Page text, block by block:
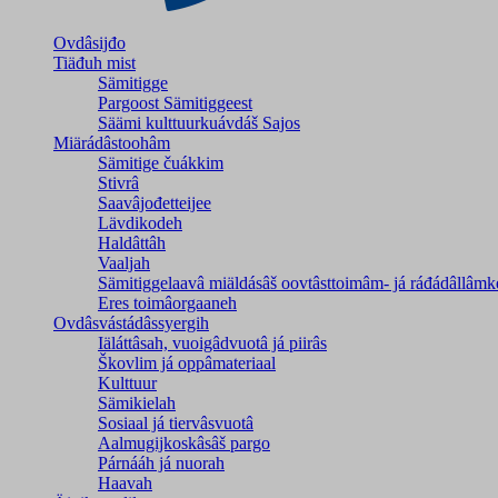
Ovdâsijđo
Tiäđuh mist
Sämitigge
Pargoost Sämitiggeest
Säämi kulttuurkuávdáš Sajos
Miärádâstoohâm
Sämitige čuákkim
Stivrâ
Saavâjođetteijee
Lävdikodeh
Haldâttâh
Vaaljah
Sämitiggelaavâ miäldásâš oovtâsttoimâm- já
Eres toimâorgaaneh
Ovdâsvástádâssyergih
Iäláttâsah, vuoigâdvuotâ já piirâs
Škovlim já oppâmateriaal
Kulttuur
Sämikielah
Sosiaal já tiervâsvuotâ
Aalmugijkoskâsâš pargo
Párnááh já nuorah
Haavah